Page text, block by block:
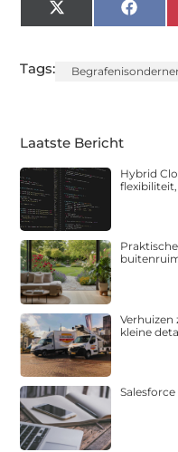
X
(Twitter)
Tags:
Laatste Bericht
Hybrid
Verhuizen
kleine